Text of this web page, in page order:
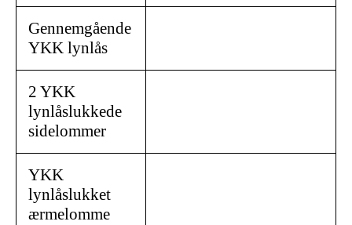
Gennemgående
YKK lynlås
2 YKK
lynlåslukkede
sidelommer
YKK
lynlåslukket
ærmelomme